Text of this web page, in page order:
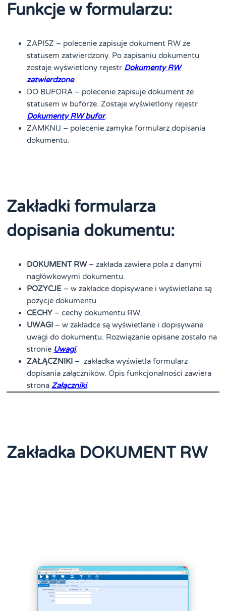
Funkcje w formularzu:
ZAPISZ – polecenie zapisuje dokument RW ze
statusem zatwierdzony. Po zapisaniu dokumentu
zostaje wyświetlony rejestr Dokumenty RW
zatwierdzone.
DO BUFORA – polecenie zapisuje dokument ze
statusem w buforze. Zostaje wyświetlony rejestr
Dokumenty RW bufor.
ZAMKNIJ – polecenie zamyka formularz dopisania
dokumentu.
Zakładki formularza
dopisania dokumentu:
DOKUMENT RW– zakłada zawiera pola z danymi
nagłówkowymi dokumentu.
POZYCJE – w zakładce dopisywane i wyświetlane są
pozycje dokumentu.
CECHY – cechy dokumentu RW.
UWAGI – w zakładce są wyświetlane i dopisywane
uwagi do dokumentu. Rozwiązanie opisane zostało na
stronie Uwagi.
ZAŁĄCZNIKI – zakładka wyświetla formularz
dopisania załączników. Opis funkcjonalności zawiera
strona Załączniki.
Zakładka DOKUMENT RW